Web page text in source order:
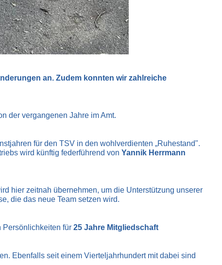
an. Zudem konnten wir zahlreiche
der vergangenen Jahre im Amt.
für den TSV in den wohlverdienten „Ruhestand".
wird künftig federführend von Yannik Herrmann
hier zeitnah übernehmen, um die Unterstützung unserer
die das neue Team setzen wird.
Persönlichkeiten für 25 Jahre Mitgliedschaft
Ebenfalls seit einem Vierteljahrhundert mit dabei sind